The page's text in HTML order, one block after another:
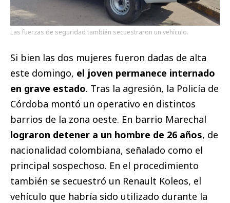
Las fuerzas de seguridad también secuestraron un vehículo.
Si bien las dos mujeres fueron dadas de alta
este domingo, el joven permanece internado
en grave estado. Tras la agresión, la Policía de
Córdoba montó un operativo en distintos
barrios de la zona oeste. En barrio Marechal
lograron detener a un hombre de 26 años, de
nacionalidad colombiana, señalado como el
principal sospechoso. En el procedimiento
también se secuestró un Renault Koleos, el
vehículo que habría sido utilizado durante la